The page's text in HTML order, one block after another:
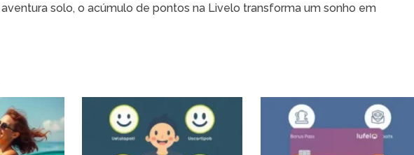
solo, o acúmulo de pontos na Livelo transforma um sonho em